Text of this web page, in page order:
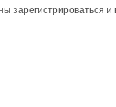
зарегистрироваться и